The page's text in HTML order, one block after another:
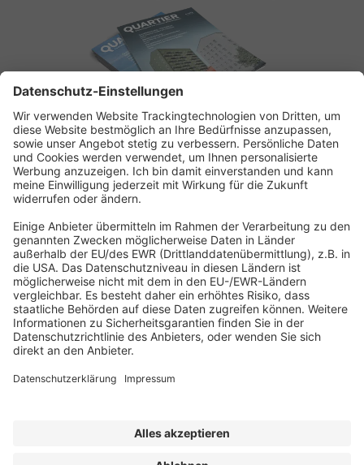
ABONNEMENT ANFORDERN
Kostenloses Probeheft anfordern
2025 Quartier